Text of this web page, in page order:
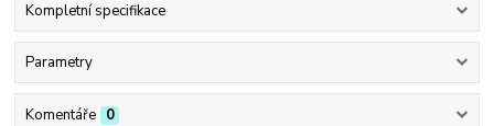
Kompletní specifikace
Parametry
Komentáře 0